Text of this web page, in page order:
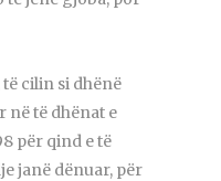
cilin si dhënë
në të dhënat e
për qind e të
janë dënuar, për